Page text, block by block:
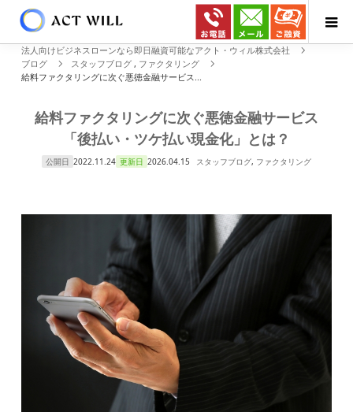
法人向けビジネスローンなら即日融資可能なアクト・ウィル株式会社
ブログ
スタッフブログ , ファクタリング
給料ファクタリングに次ぐ悪徳金融サービス...
給料ファクタリングに次ぐ悪徳金融サービス
「後払い・ツケ払い現金化」とは？
公開日 2022.11.24 更新日 2026.04.15 スタッフブログ, ファクタリング